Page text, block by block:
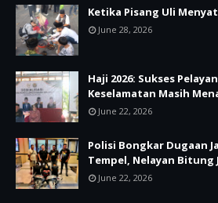
Ketika Pisang Uli
June 28, 2026
Haji 2026: Sukses
Keselamatan Masih
June 22, 2026
Polisi Bongkar Dugaan
Tempel, Nelayan Bitung
June 22, 2026